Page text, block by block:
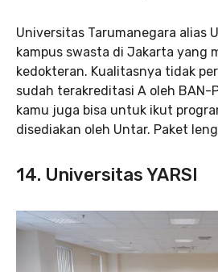
Universitas Tarumanegara alias
kampus swasta di Jakarta yang
kedokteran. Kualitasnya tidak
sudah terakreditasi A oleh BAN-
kamu juga bisa untuk ikut
disediakan oleh Untar. Paket
14. Universitas YARSI